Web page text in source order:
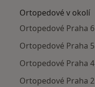
Ortopedové v okolí
Ortopedové Praha 6
Ortopedové Praha 5
Ortopedové Praha 4
Ortopedové Praha 2